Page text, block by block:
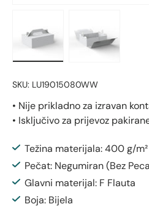
SKU: LU19015080WW
• Nije prikladno za izravan
• Isključivo za prijevoz
Težina materijala: 400 g/m²
Pečat: Negumiran (Bez
Glavni materijal: F Flauta
Boja: Bijela